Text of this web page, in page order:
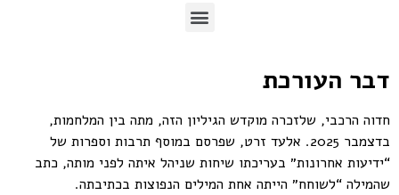
דבר העורכת
חדוה הרכבי, שלזכרה מוקדש הגיליון הזה, מתה בין המלחמות,
בדצמבר 2025. אלעד זרט, שפרסם במוסף תרבות וספרות של
“ידיעות אחרונות״ בעריכתו שיחות שניהל איתה לפני מותה, כתב
שהמילה “לשוחח״ הייתה אחת המילים הנפוצות בכתיבתה.